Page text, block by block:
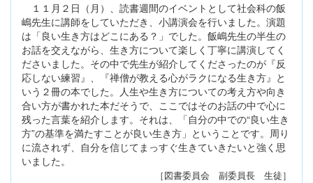
１１月２日（月）、読書週間のイベントとして社会科の飯
嶋先生に講師をしていただき、小講演会を行いました。演題
は「良い生き方はどこにある？」でした。飯嶋先生の半生の
お話を交えながら、生き方について楽しく丁寧に講演してく
ださいました。その中で先生が紹介してくださったのが『反
応しない練習』、『禅僧が教える心がラクになる生き方』と
いう２冊の本でした。人生や生き方についての考え方や向き
合い方が書かれた本だそうで、ここではそのお話の中で心に
残った言葉を紹介します。それは、「自分の中での“良い生き
方”の基準を満たすことが良い生き方」ということです。周り
に流されず、自分を信じてまっすぐ生きていきたいと強く思
いました。
［図書委員会 副委員長 生徒］